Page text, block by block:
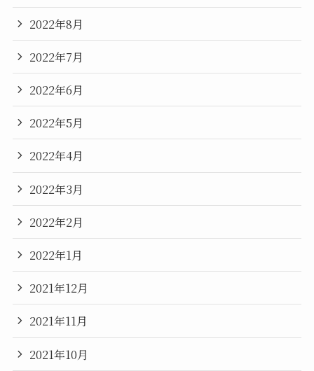
2022年8月
2022年7月
2022年6月
2022年5月
2022年4月
2022年3月
2022年2月
2022年1月
2021年12月
2021年11月
2021年10月